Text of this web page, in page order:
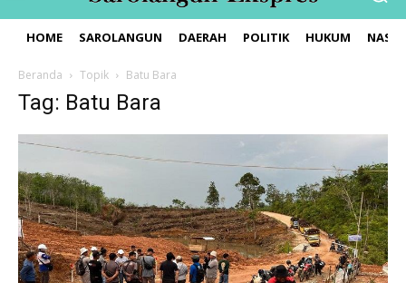
HOME SAROLANGUN DAERAH POLITIK HUKUM
Beranda Topik Batu Bara
Tag: Batu Bara